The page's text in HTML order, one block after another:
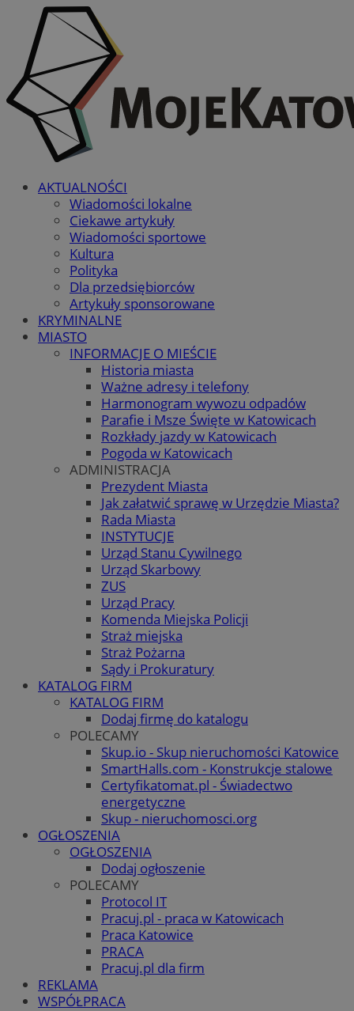
AKTUALNOŚCI
Wiadomości lokalne
Ciekawe artykuły
Wiadomości sportowe
Kultura
Polityka
Dla przedsiębiorców
Artykuły sponsorowane
KRYMINALNE
MIASTO
INFORMACJE O MIEŚCIE
Historia miasta
Ważne adresy i telefony
Harmonogram wywozu odpadów
Parafie i Msze Święte w Katowicach
Rozkłady jazdy w Katowicach
Pogoda w Katowicach
ADMINISTRACJA
Prezydent Miasta
Jak załatwić sprawę w Urzędzie Miasta?
Rada Miasta
INSTYTUCJE
Urząd Stanu Cywilnego
Urząd Skarbowy
ZUS
Urząd Pracy
Komenda Miejska Policji
Straż miejska
Straż Pożarna
Sądy i Prokuratury
KATALOG FIRM
KATALOG FIRM
Dodaj firmę do katalogu
POLECAMY
Skup.io - Skup nieruchomości Katowice
SmartHalls.com - Konstrukcje stalowe
Certyfikatomat.pl - Świadectwo
energetyczne
Skup - nieruchomosci.org
OGŁOSZENIA
OGŁOSZENIA
Dodaj ogłoszenie
POLECAMY
Protocol IT
Pracuj.pl - praca w Katowicach
Praca Katowice
PRACA
Pracuj.pl dla firm
REKLAMA
WSPÓŁPRACA